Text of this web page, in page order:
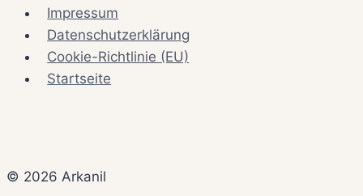
Impressum
Datenschutzerklärung
Cookie-Richtlinie (EU)
Startseite
© 2026 Arkanil